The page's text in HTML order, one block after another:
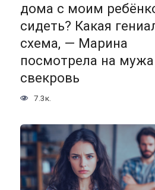
дома с моим
сидеть? Какая
схема, — Марина
посмотрела на
свекровь
7.3к.